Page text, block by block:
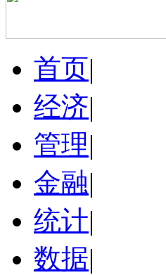
首页|
经济|
管理|
金融|
统计|
数据|